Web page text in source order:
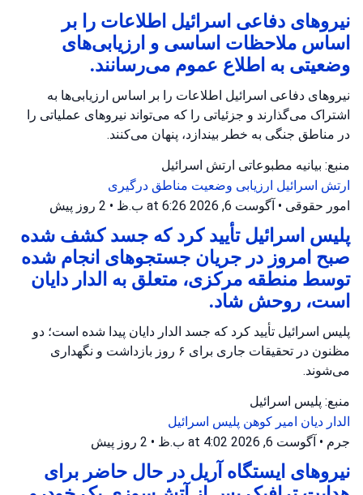
نیروهای دفاعی اسرائیل اطلاعات را بر
اساس ملاحظات اساسی و ارزیابی‌های
وضعیتی به اطلاع عموم می‌رسانند.
نیروهای دفاعی اسرائیل اطلاعات را بر اساس ارزیابی‌ها به
اشتراک می‌گذارند و جزئیاتی را که می‌تواند نیروهای عملیاتی را
در مناطق جنگی به خطر بیندازد، پنهان می‌کنند.
منبع: بیانیه مطبوعاتی ارتش اسرائیل
ارتش اسرائیل ارزیابی وضعیت مناطق درگیری
امور حقوقی • آگوست 6, 2026 at 6:26 ب.ظ • 2 روز پیش
پلیس اسرائیل تأیید کرد که جسد کشف شده
صبح امروز در جریان جستجوهای انجام شده
توسط منطقه مرکزی، متعلق به الدار دایان
است، روحش شاد.
پلیس اسرائیل تأیید کرد که جسد الدار دایان پیدا شده است؛ دو
مظنون در تحقیقات جاری برای ۶ روز بازداشت و نگهداری
می‌شوند.
منبع: پلیس اسرائیل
الدار دیان امیر کوهن پلیس اسرائیل
جرم • آگوست 6, 2026 at 4:02 ب.ظ • 2 روز پیش
نیروهای ایستگاه آریل در حال حاضر برای